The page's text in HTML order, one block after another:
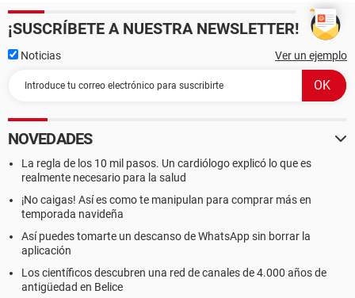
¡SUSCRÍBETE A NUESTRA NEWSLETTER!
Noticias Ver un ejemplo
NOVEDADES
La regla de los 10 mil pasos. Un cardiólogo explicó lo que es
realmente necesario para la salud
¡No caigas! Así es como te manipulan para comprar más en
temporada navideña
Así puedes tomarte un descanso de WhatsApp sin borrar la
aplicación
Los científicos descubren una red de canales de 4.000 años de
antigüedad en Belice